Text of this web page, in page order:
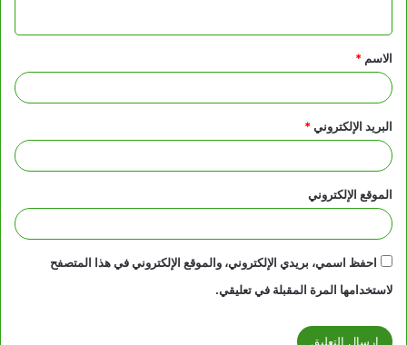
ق
*
الاسم *
البريد الإلكتروني*
الموقع الإلكتروني
احفظ اسمي، بريدي الإلكتروني، والموقع الإلكتروني في هذا المتصفح
لاستخدامها المرة المقبلة في تعليقي.